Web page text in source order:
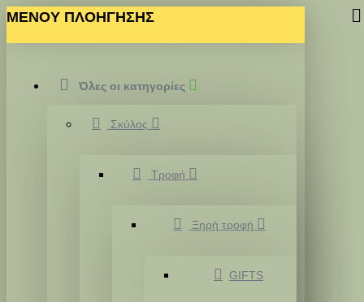
MENOY ΠΛΟΗΓΗΣΗΣ
Όλες οι κατηγορίες
Σκύλος
Τροφή
Ξηρή τροφή
GIFTS